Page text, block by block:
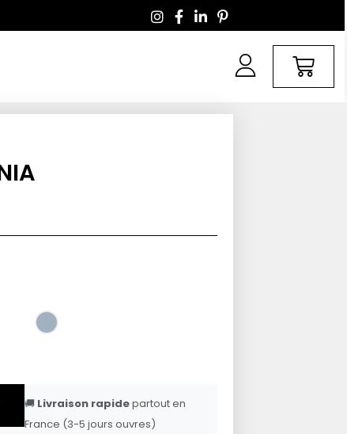
🚚 Livraison rapidepartout en
France (3-5 jours ouvres)